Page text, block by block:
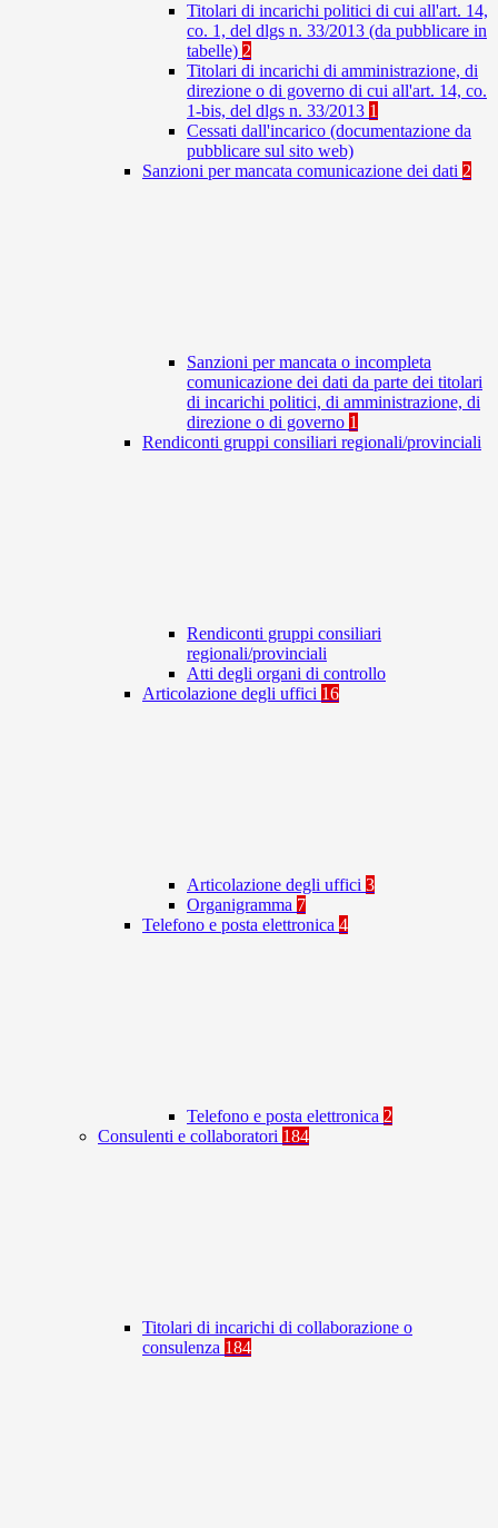
Titolari di incarichi politici di cui all'art. 14,
co. 1, del dlgs n. 33/2013 (da pubblicare in
tabelle) 2
Titolari di incarichi di amministrazione, di
direzione o di governo di cui all'art. 14, co.
1-bis, del dlgs n. 33/2013 1
Cessati dall'incarico (documentazione da
pubblicare sul sito web)
Sanzioni per mancata comunicazione dei dati 2
Sanzioni per mancata o incompleta
comunicazione dei dati da parte dei titolari
di incarichi politici, di amministrazione, di
direzione o di governo 1
Rendiconti gruppi consiliari regionali/provinciali
Rendiconti gruppi consiliari
regionali/provinciali
Atti degli organi di controllo
Articolazione degli uffici 16
Articolazione degli uffici 3
Organigramma 7
Telefono e posta elettronica 4
Telefono e posta elettronica 2
Consulenti e collaboratori 184
Titolari di incarichi di collaborazione o
consulenza 184